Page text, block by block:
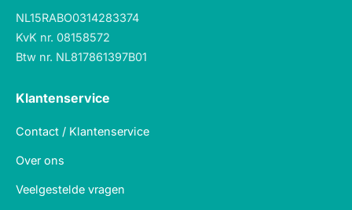
NL15RABO0314283374
KvK nr. 08158572
Btw nr. NL817861397B01
Klantenservice
Contact / Klantenservice
Over ons
Veelgestelde vragen